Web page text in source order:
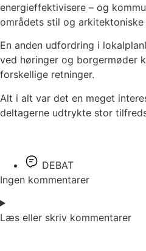
energieffektivisere – og
områdets stil og arkitektoniske
En anden udfordring i
ved høringer og borgermøder
forskellige retninger.
Alt i alt var det en meget
deltagerne udtrykte stor
DEBAT
Ingen kommentarer
Læs eller skriv kommentarer